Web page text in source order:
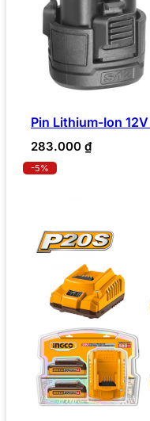
Pin Lithium-Ion
283.000 ₫
-5%